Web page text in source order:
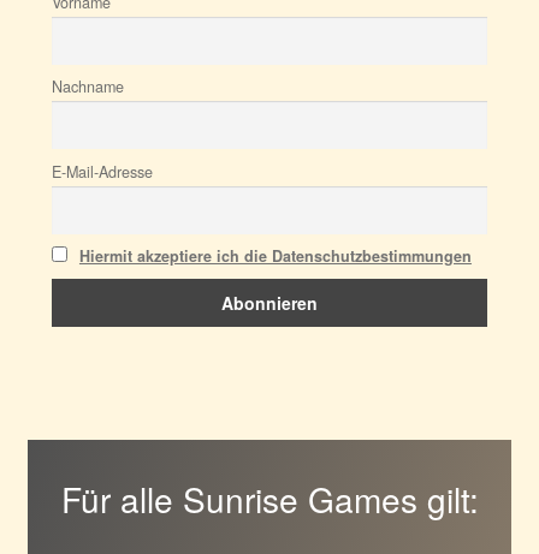
Nachname
E-Mail-Adresse
Hiermit akzeptiere ich die Datenschutzbestimmungen
Für alle Sunrise Games gilt: